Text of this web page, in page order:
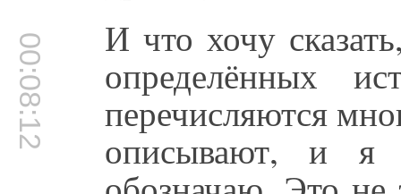
00:08:12 И что хочу
определённых
перечисляются
описывают, и я